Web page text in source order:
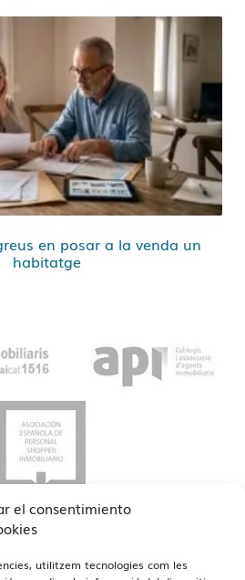
el consentimiento
utilitzem tecnologies com les
en posar a la venda un
habitatge